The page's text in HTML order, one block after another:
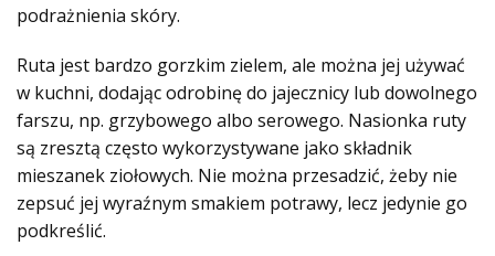
podrażnienia skóry.
Ruta jest bardzo gorzkim zielem, ale można jej używać
w kuchni, dodając odrobinę do jajecznicy lub dowolnego
farszu, np. grzybowego albo serowego. Nasionka ruty
są zresztą często wykorzystywane jako składnik
mieszanek ziołowych. Nie można przesadzić, żeby nie
zepsuć jej wyraźnym smakiem potrawy, lecz jedynie go
podkreślić.